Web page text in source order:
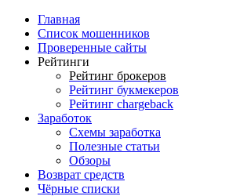
Главная
Список мошенников
Проверенные сайты
Рейтинги
Рейтинг брокеров
Рейтинг букмекеров
Рейтинг chargeback
Заработок
Схемы заработка
Полезные статьи
Обзоры
Возврат средств
Чёрные списки